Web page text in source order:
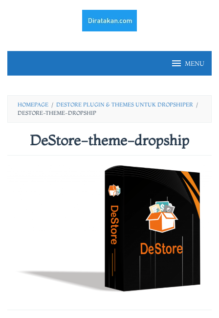
MENU
HOMEPAGE / DESTORE PLUGIN & THEMES UNTUK DROPSHIPER /
DESTORE-THEME-DROPSHIP
DeStore-theme-dropship